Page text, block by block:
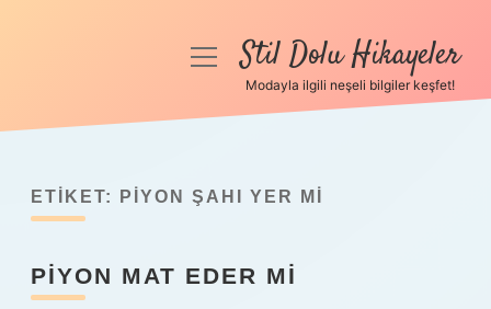
Anasayfa
Yasal Uyarı
Hakkımızda
menüyüStil Dolu Hikayeler
Modayla ilgili neşeli bilgiler keşfet!
ETIKET: PIYON ŞAHI YER MI
PIYON MAT EDER MI